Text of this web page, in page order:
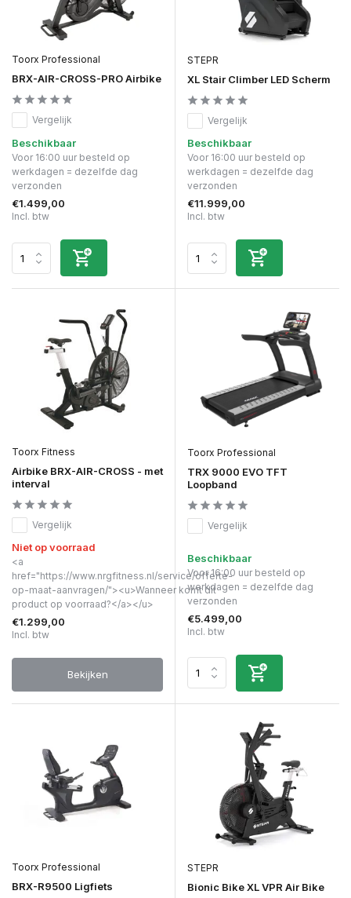
Toorx Professional
BRX-AIR-CROSS-PRO Airbike
Vergelijk
Beschikbaar
Voor 16:00 uur besteld op
werkdagen = dezelfde dag
verzonden
€1.499,00
Incl. btw
STEPR
XL Stair Climber LED Scherm
Vergelijk
Beschikbaar
Voor 16:00 uur besteld op
werkdagen = dezelfde dag
verzonden
€11.999,00
Incl. btw
Toorx Fitness
Airbike BRX-AIR-CROSS - met
interval
Vergelijk
Niet op voorraad
<a
href="https://www.nrgfitness.nl/service/offerte-
op-maat-aanvragen/"><u>Wanneer komt dit
product op voorraad?</a></u>
€1.299,00
Incl. btw
Bekijken
Toorx Professional
TRX 9000 EVO TFT
Loopband
Vergelijk
Beschikbaar
Voor 16:00 uur besteld op
werkdagen = dezelfde dag
verzonden
€5.499,00
Incl. btw
Toorx Professional
BRX-R9500 Ligfiets
STEPR
Bionic Bike XL VPR Air Bike